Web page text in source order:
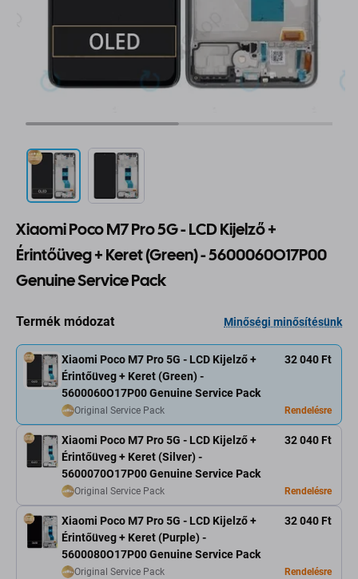
Xiaomi Poco M7 Pro 5G - LCD Kijelző +
Érintőüveg + Keret (Green) - 5600060O17P00
Genuine Service Pack
Termék módozat Minőségi minősítésünk
Xiaomi Poco M7 Pro 5G - LCD Kijelző +
Érintőüveg + Keret (Green) -
5600060O17P00 Genuine Service Pack
32 040 Ft
Original Service Pack Rendelésre
Xiaomi Poco M7 Pro 5G - LCD Kijelző +
Érintőüveg + Keret (Silver) -
5600070O17P00 Genuine Service Pack
32 040 Ft
Original Service Pack Rendelésre
Xiaomi Poco M7 Pro 5G - LCD Kijelző +
Érintőüveg + Keret (Purple) -
5600080O17P00 Genuine Service Pack
32 040 Ft
Original Service Pack Rendelésre